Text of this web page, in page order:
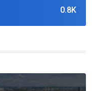
0.8K